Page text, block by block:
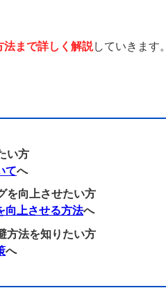
法まで詳しく解説していきます。
い方
てへ
を向上させたい方
向上させる方法へ
方法を知りたい方
へ